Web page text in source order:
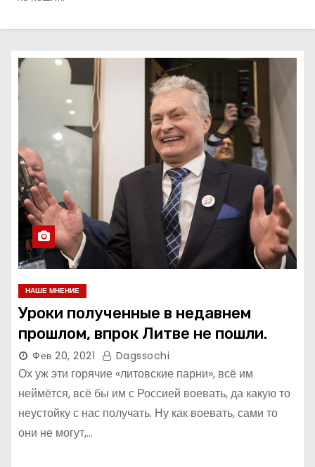
НАШЕ МНЕНИЕ
Уроки полученные в недавнем
прошлом, впрок Литве не пошли.
Фев 20, 2021 Dagssochi
Ох уж эти горячие «литовские парни», всё им
неймётся, всё бы им с Россией воевать, да какую то
неустойку с нас получать. Ну как воевать, сами то
они не могут,…